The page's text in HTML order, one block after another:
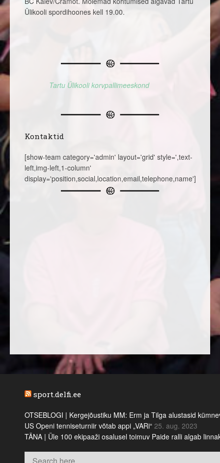
Ülikooli spordihoones kell 19.00.
Tartu Ülikooli korvpallimeeskond
Kontaktid
[show-team category='admin' layout='grid' style=',text-
left,img-left,1-column'
display='position,social,location,email,telephone,name']
sport.delfi.ee
OTSEBLOGI | Kergejõustiku MM: Erm ja Tilga alustasid
US Openi tenniseturniir võtab appi „VARi“ 25. aug. 2023
TÄNA | Üle 100 ekipaaži osalusel toimuv Paide ralli algab